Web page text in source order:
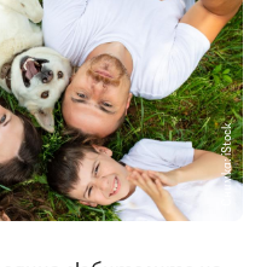
Снимка: iStock